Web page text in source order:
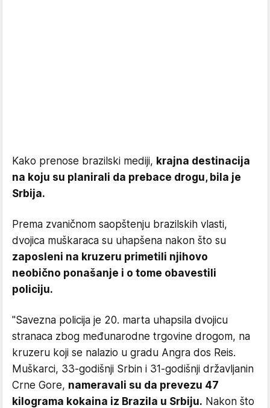
Kako prenose brazilski mediji, krajna destinacija
na koju su planirali da prebace drogu, bila je
Srbija.
Prema zvaničnom saopštenju brazilskih vlasti,
dvojica muškaraca su uhapšena nakon što su
zaposleni na kruzeru primetili njihovo
neobično ponašanje i o tome obavestili
policiju.
"Savezna policija je 20. marta uhapsila dvojicu
stranaca zbog međunarodne trgovine drogom, na
kruzeru koji se nalazio u gradu Angra dos Reis.
Muškarci, 33-godišnji Srbin i 31-godišnji državljanin
Crne Gore, nameravali su da prevezu 47
kilograma kokaina iz Brazila u Srbiju. Nakon što